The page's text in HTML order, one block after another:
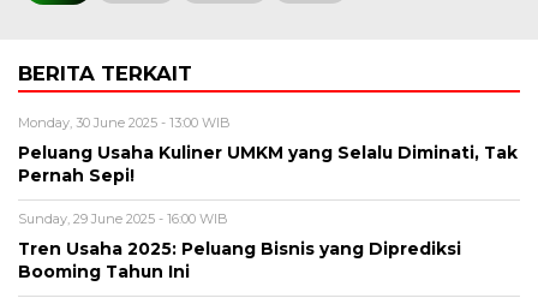
BERITA TERKAIT
Monday, 30 June 2025 - 13:00 WIB
Peluang Usaha Kuliner UMKM yang Selalu Diminati, Tak
Pernah Sepi!
Sunday, 29 June 2025 - 16:00 WIB
Tren Usaha 2025: Peluang Bisnis yang Diprediksi
Booming Tahun Ini